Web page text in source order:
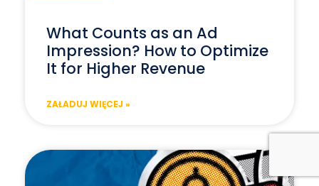
What Counts as an Ad
Impression? How to Optimize
It for Higher Revenue
ZAŁADUJ WIĘCEJ »